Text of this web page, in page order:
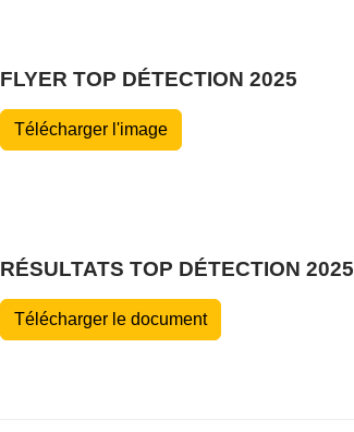
FLYER TOP DÉTECTION 2025
Télécharger l'image
RÉSULTATS TOP DÉTECTION 2025
Télécharger le document